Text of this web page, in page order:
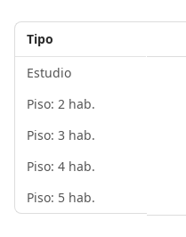
Tipo
Estudio
Piso: 2 hab.
Piso: 3 hab.
Piso: 4 hab.
Piso: 5 hab.